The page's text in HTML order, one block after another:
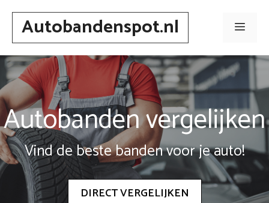
Spring
inhoudAutobandenspot.nl Menu
Autobanden vergelijken
Vind de beste banden voor je auto!
DIRECT VERGELIJKEN